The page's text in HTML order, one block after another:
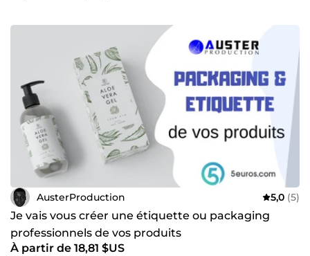
AusterProduction 5,0 (5)
Je vais vous créer une étiquette ou packaging
professionnels de vos produits
À partir de 18,81 $US